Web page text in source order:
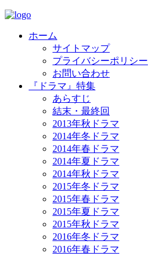
ホーム
サイトマップ
プライバシーポリシー
お問い合わせ
『ドラマ』特集
あらすじ
結末・最終回
2013年秋ドラマ
2014年冬ドラマ
2014年春ドラマ
2014年夏ドラマ
2014年秋ドラマ
2015年冬ドラマ
2015年春ドラマ
2015年夏ドラマ
2015年秋ドラマ
2016年冬ドラマ
2016年春ドラマ